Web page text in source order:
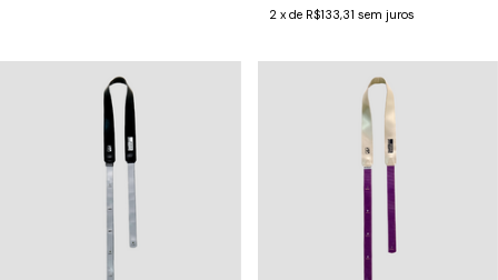
2 x de R$133,31 sem juros